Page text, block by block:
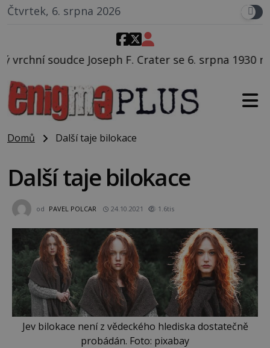
Čtvrtek, 6. srpna 2026
Crater se 6. srpna 1930 navečeří ve své
Domů Další taje bilokace
Další taje bilokace
od PAVEL POLCAR 24.10.2021 1.6tis
Jev bilokace není z vědeckého hlediska dostatečně
probádán. Foto: pixabay